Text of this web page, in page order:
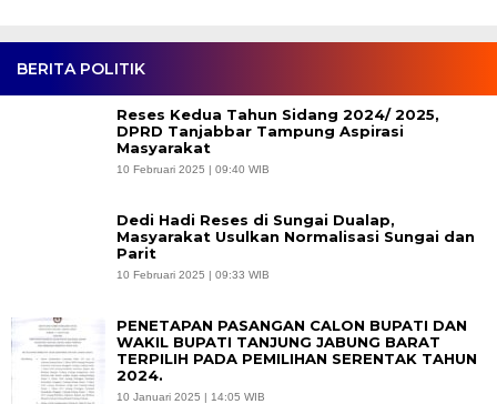
BERITA POLITIK
Reses Kedua Tahun Sidang 2024/ 2025,
DPRD Tanjabbar Tampung Aspirasi
Masyarakat
10 Februari 2025 | 09:40 WIB
Dedi Hadi Reses di Sungai Dualap,
Masyarakat Usulkan Normalisasi Sungai dan
Parit
10 Februari 2025 | 09:33 WIB
PENETAPAN PASANGAN CALON BUPATI DAN
WAKIL BUPATI TANJUNG JABUNG BARAT
TERPILIH PADA PEMILIHAN SERENTAK TAHUN
2024.
10 Januari 2025 | 14:05 WIB